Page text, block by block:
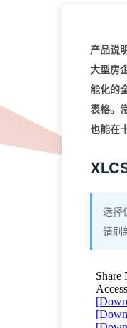
产品说
大型房
能化的
表格。
也能在
选择
请刷